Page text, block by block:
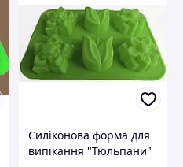
Силіконова форма для
випікання "Тюльпани"